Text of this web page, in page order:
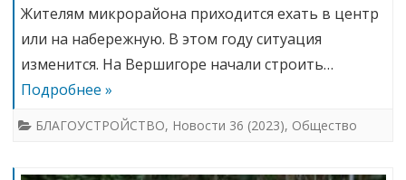
Жителям микрорайона приходится ехать в центр
или на набережную. В этом году ситуация
изменится. На Вершигоре начали строить…
Подробнее »
БЛАГОУСТРОЙСТВО, Новости 36 (2023), Общество